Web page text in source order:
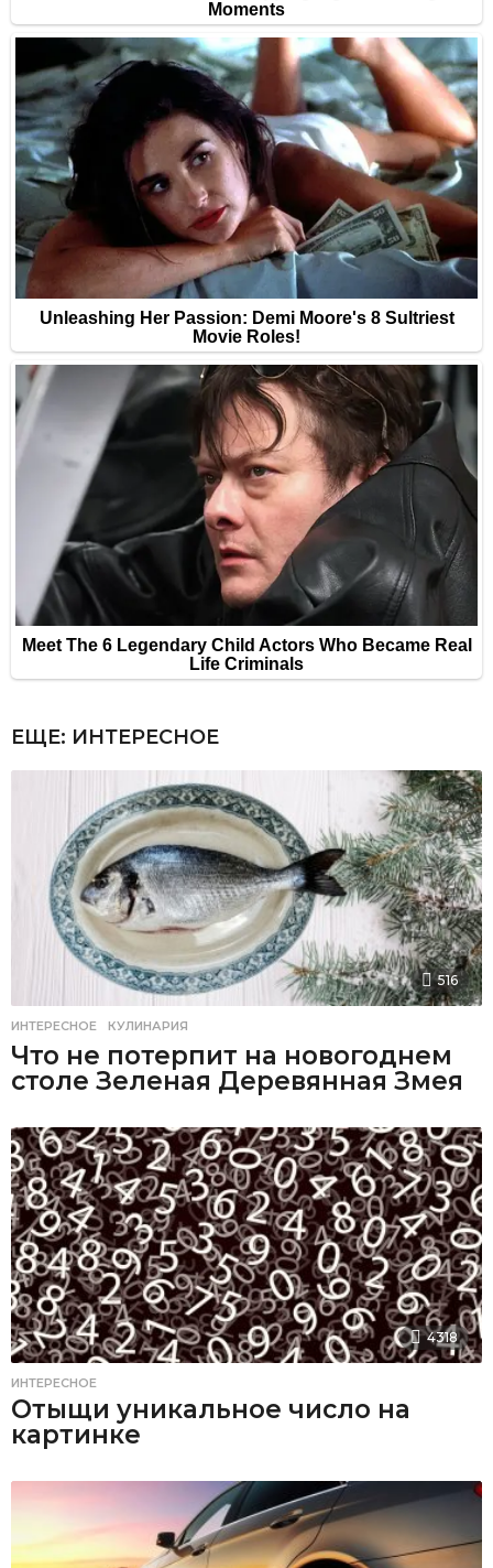
ЕЩЕ: ИНТЕРЕСНОЕ
516
ИНТЕРЕСНОЕ ,КУЛИНАРИЯ
Что не потерпит на новогоднем
столе Зеленая Деревянная Змея
4318
ИНТЕРЕСНОЕ
Отыщи уникальное число на
картинке